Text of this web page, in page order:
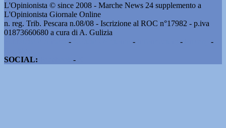
L'Opinionista © since 2008 - Marche News 24 supplemento a
L'Opinionista Giornale Online
n. reg. Trib. Pescara n.08/08 - Iscrizione al ROC n°17982 - p.iva
01873660680 a cura di A. Gulizia
- - -
-
SOCIAL:
-